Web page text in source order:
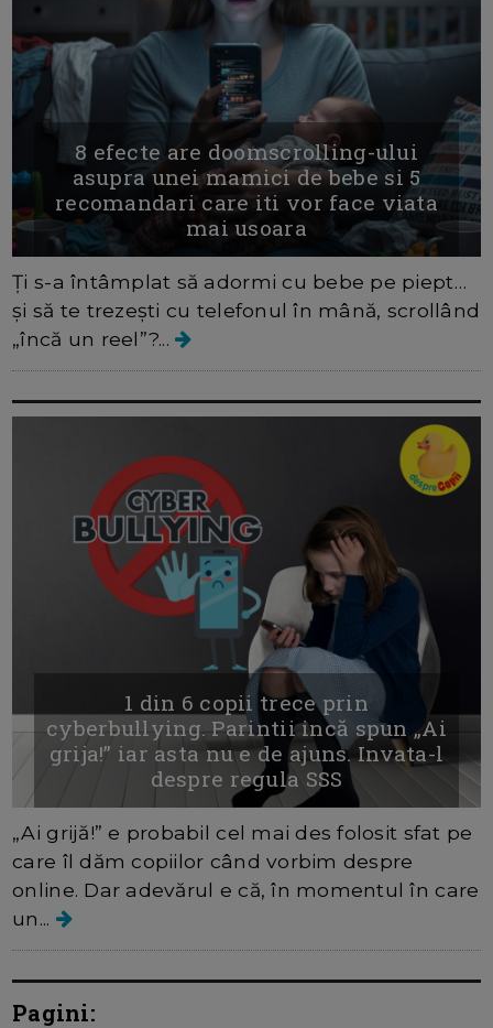
8 efecte are doomscrolling-ului
asupra unei mamici de bebe si 5
recomandari care iti vor face viata
mai usoara
Ți s-a întâmplat să adormi cu bebe pe piept…
și să te trezești cu telefonul în mână, scrollând
„încă un reel”?...
1 din 6 copii trece prin
cyberbullying. Parintii incă spun „Ai
grija!” iar asta nu e de ajuns. Invata-l
despre regula SSS
„Ai grijă!” e probabil cel mai des folosit sfat pe
care îl dăm copiilor când vorbim despre
online. Dar adevărul e că, în momentul în care
un...
Pagini: